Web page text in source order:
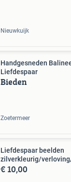
Nieuwkuijk
Handgesneden
Liefdespaar
Bieden
Zoetermeer
Liefdespaar beelden
zilverkleurig/
€ 10,00